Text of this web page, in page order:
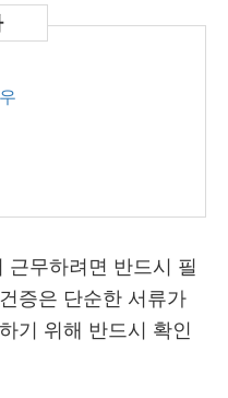
근무하려면 반드시 필
증은 단순한 서류가
기 위해 반드시 확인